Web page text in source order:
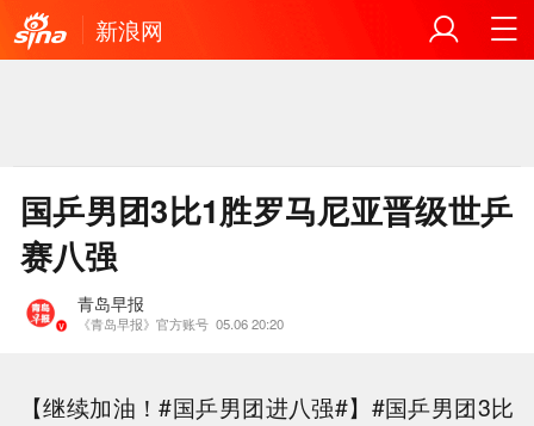
新浪网
国乒男团3比1胜罗马尼亚晋级世乒
赛八强
青岛早报
《青岛早报》官方账号 05.06 20:20
【继续加油！#国乒男团进八强#】#国乒男团3比